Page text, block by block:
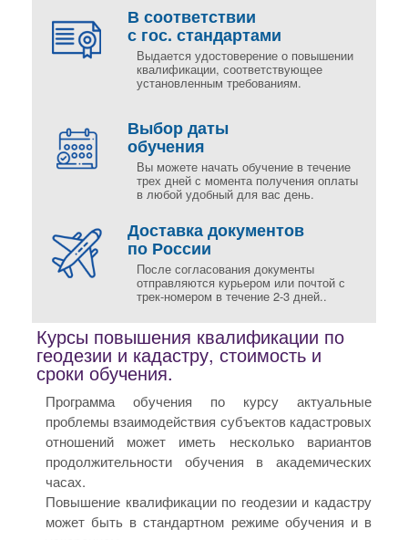
В соответствии
с гос. стандартами
Выдается удостоверение о повышении
квалификации, соответствующее
установленным требованиям.
Выбор даты
обучения
Вы можете начать обучение в течение
трех дней с момента получения оплаты
в любой удобный для вас день.
Доставка документов
по России
После согласования документы
отправляются курьером или почтой с
трек-номером в течение 2-3 дней..
Курсы повышения квалификации по
геодезии и кадастру, стоимость и
сроки обучения.
Программа обучения по курсу актуальные
проблемы взаимодействия субъектов кадастровых
отношений может иметь несколько вариантов
продолжительности обучения в академических
часах.
Повышение квалификации по геодезии и кадастру
может быть в стандартном режиме обучения и в